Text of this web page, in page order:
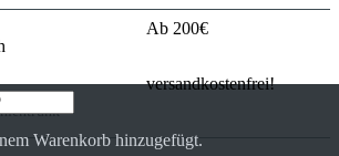
Ab 200€
versandkostenfrei!
Warenkorb hinzugefügt.